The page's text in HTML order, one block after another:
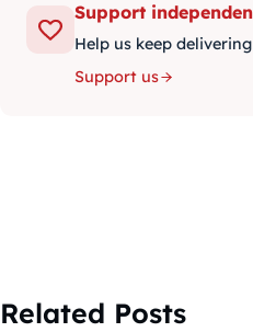
Support
Help us keep
Support us
Related Posts